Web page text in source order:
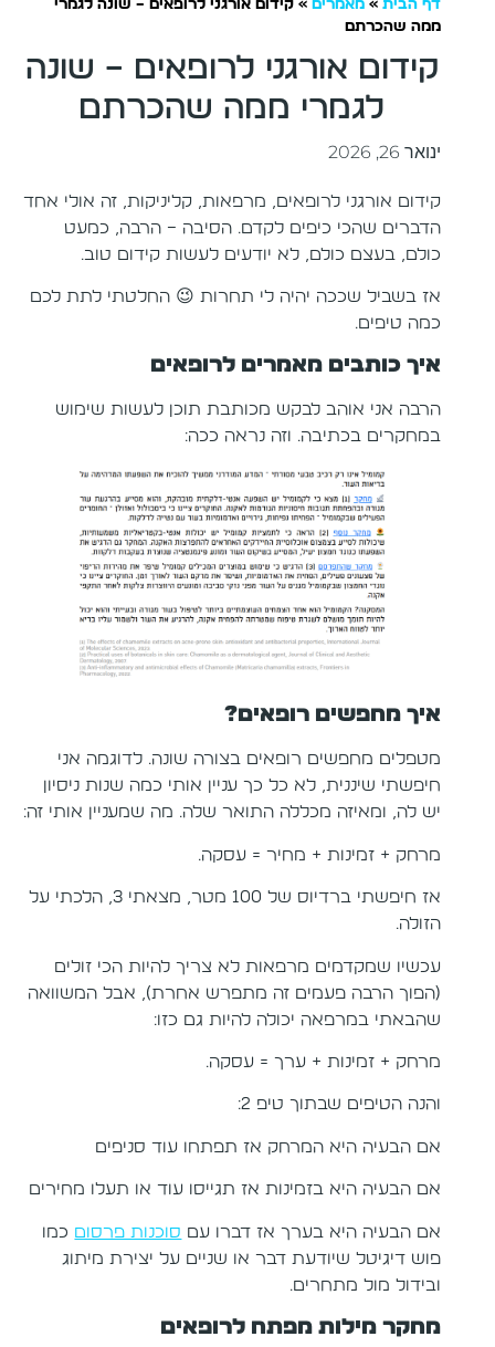
דף הבית»מאמרים»קידום אורגני לרופאים – שונה לגמרי
ממה שהכרתם
קידום אורגני לרופאים – שונה
לגמרי ממה שהכרתם
ינואר 26, 2026
קידום אורגני לרופאים, מרפאות, קליניקות, זה אולי אחד
הדברים שהכי כיפים לקדם. הסיבה – הרבה, כמעט
כולם, בעצם כולם, לא יודעים לעשות קידום טוב.
אז בשביל שככה יהיה לי תחרות 😉 החלטתי לתת לכם
כמה טיפים.
איך כותבים מאמרים לרופאים
הרבה אני אוהב לבקש מכותבת תוכן לעשות שימוש
במחקרים בכתיבה. וזה נראה ככה:
איך מחפשים רופאים?
מטפלים מחפשים רופאים בצורה שונה. לדוגמה אני
חיפשתי שיננית, לא כל כך עניין אותי כמה שנות ניסיון
יש לה, ומאיזה מכללה התואר שלה. מה שמעניין אותי זה:
מרחק + זמינות + מחיר = עסקה.
אז חיפשתי ברדיוס של 100 מטר, מצאתי 3, הלכתי על
הזולה.
עכשיו שמקדמים מרפאות לא צריך להיות הכי זולים
(הפוך הרבה פעמים זה מתפרש אחרת), אבל המשוואה
שהבאתי במרפאה יכולה להיות גם כזו:
מרחק + זמינות + ערך = עסקה.
והנה הטיפים שבתוך טיפ 2:
אם הבעיה היא המרחק אז תפתחו עוד סניפים
אם הבעיה היא בזמינות אז תגייסו עוד או תעלו מחירים
אם הבעיה היא בערך אז דברו עם סוכנות פרסוםכמו
פוש דיגיטל שיודעת דבר או שניים על יצירת מיתוג
ובידול מול מתחרים.
מחקר מילות מפתח לרופאים